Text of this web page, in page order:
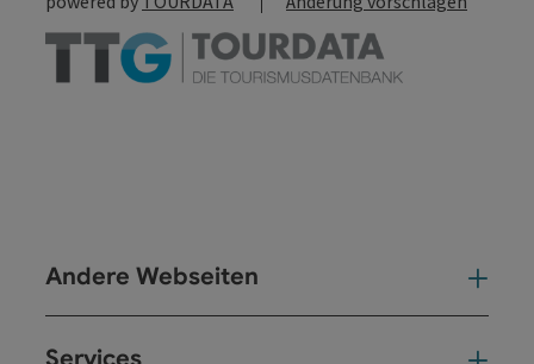
Andere Webseiten